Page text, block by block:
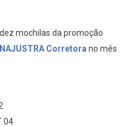
mochilas da promoção
Corretora no mês
04